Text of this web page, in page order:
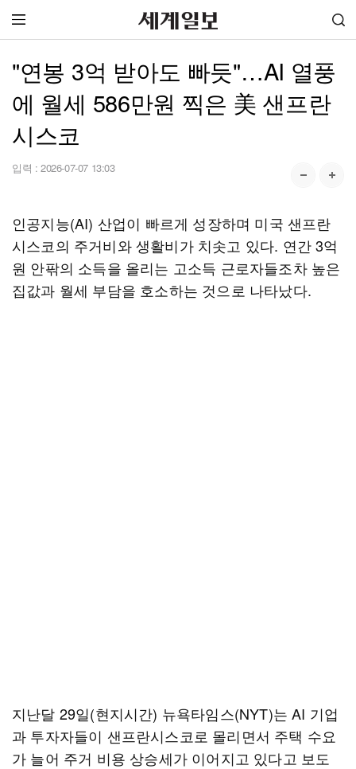
"연봉 3억 받아도 빠듯"…AI 열풍
에 월세 586만원 찍은 美 샌프란
시스코
입력 : 2026-07-07 13:03
인공지능(AI) 산업이 빠르게 성장하며 미국 샌프란
시스코의 주거비와 생활비가 치솟고 있다. 연간 3억
원 안팎의 소득을 올리는 고소득 근로자들조차 높은
집값과 월세 부담을 호소하는 것으로 나타났다.
지난달 29일(현지시간) 뉴욕타임스(NYT)는 AI 기업
과 투자자들이 샌프란시스코로 몰리면서 주택 수요
가 늘어 주거 비용 상승세가 이어지고 있다고 보도